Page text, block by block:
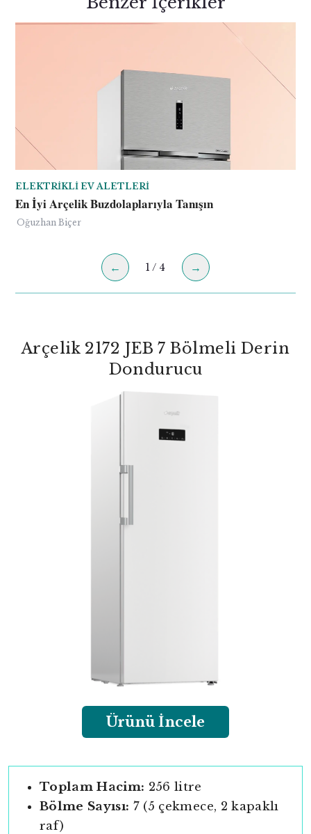
ELEKTRIKLI EV ALETLERI
En İyi Arçelik Buzdolaplarıyla Tanışın
Oğuzhan Biçer
← 1 / 4 →
Arçelik 2172 JEB 7 Bölmeli Derin
Dondurucu
Ürünü İncele
Toplam Hacim: 256 litre
Bölme Sayısı: 7 (5 çekmece, 2 kapaklı
raf)